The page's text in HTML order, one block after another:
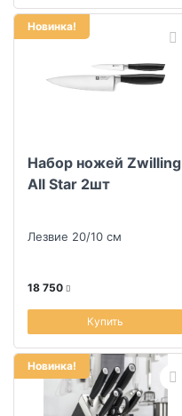
Новинка!
Набор ножей Zwilling
All Star 2шт
Лезвие 20/10 см
18 750
Купить
Новинка!